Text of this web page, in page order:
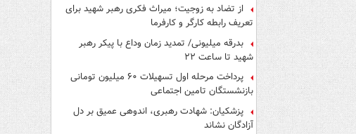
از تضاد به زوجیت؛ میراث فکری رهبر شهید برای
تعریف رابطه کارگر و کارفرما
بدرقه میلیونی/ تمدید زمان وداع با پیکر رهبر
شهید تا ساعت ۲۲
پرداخت مرحله اول تسهیلات ۶۰ میلیون تومانی
بازنشستگان تامین اجتماعی
پزشکیان: شهادت رهبری، اندوهی عمیق بر دل
آزادگان نشاند